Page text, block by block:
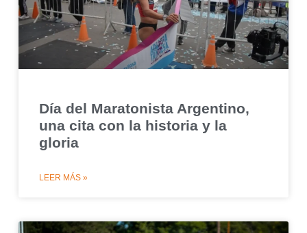
Día del Maratonista Argentino,
una cita con la historia y la
gloria
LEER MÁS »